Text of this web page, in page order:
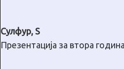
Сулфур, S
Презентација за втора